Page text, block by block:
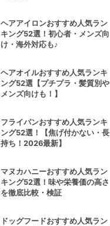
ヘアアイロンおすすめ人気ラン
キング52選！初心者・メンズ向
け・海外対応も♪
ヘアオイルおすすめ人気ランキ
ング52選【プチプラ・髪質別や
メンズ向けも！】
フライパンおすすめ人気ランキ
ング52選！【焦げ付かない・長
持ち！2026最新】
マヌカハニーおすすめ人気ラン
キング52選！味や栄養価の高さ
を徹底比較・検証
ドッグフードおすすめ人気ラン